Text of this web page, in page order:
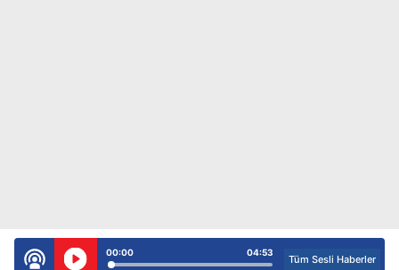
04:53
00:00
Tüm Sesli Haberler